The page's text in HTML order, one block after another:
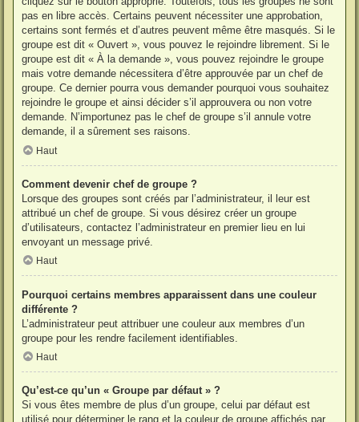
pas en libre accès. Certains peuvent nécessiter une approbation,
certains sont fermés et d’autres peuvent même être masqués. Si le
groupe est dit « Ouvert », vous pouvez le rejoindre librement. Si le
groupe est dit « À la demande », vous pouvez rejoindre le groupe
mais votre demande nécessitera d’être approuvée par un chef de
groupe. Ce dernier pourra vous demander pourquoi vous souhaitez
rejoindre le groupe et ainsi décider s’il approuvera ou non votre
demande. N’importunez pas le chef de groupe s’il annule votre
demande, il a sûrement ses raisons.
Haut
Comment devenir chef de groupe ?
Lorsque des groupes sont créés par l’administrateur, il leur est
attribué un chef de groupe. Si vous désirez créer un groupe
d’utilisateurs, contactez l’administrateur en premier lieu en lui
envoyant un message privé.
Haut
Pourquoi certains membres apparaissent dans une couleur
différente ?
L’administrateur peut attribuer une couleur aux membres d’un
groupe pour les rendre facilement identifiables.
Haut
Qu’est-ce qu’un « Groupe par défaut » ?
Si vous êtes membre de plus d’un groupe, celui par défaut est
utilisé pour déterminer le rang et la couleur de groupe affichés par